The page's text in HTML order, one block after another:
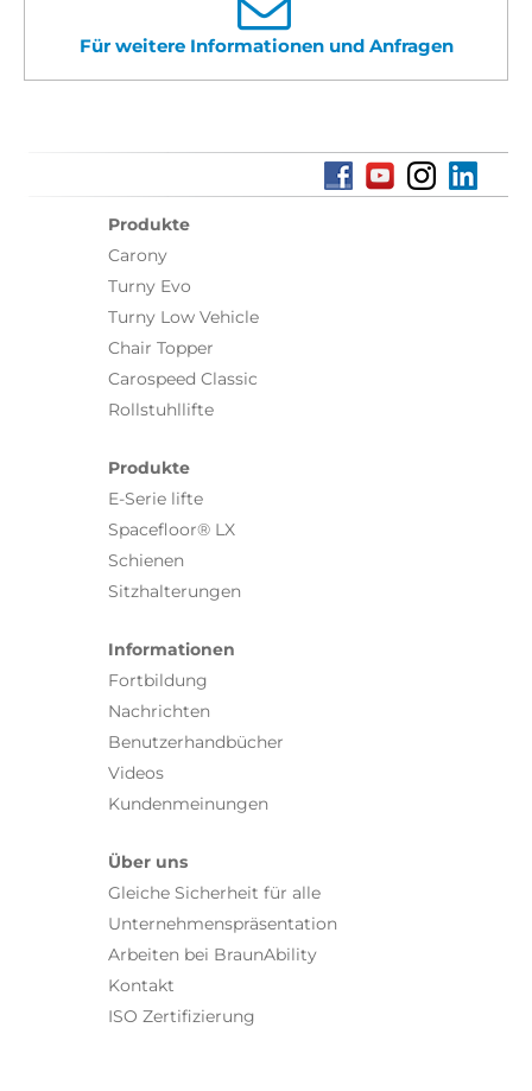
Für weitere Informationen und Anfragen
Produkte
Carony
Turny Evo
Turny Low Vehicle
Chair Topper
Carospeed Classic
Rollstuhllifte
Produkte
E-Serie lifte
Spacefloor® LX
Schienen
Sitzhalterungen
Informationen
Fortbildung
Nachrichten
Benutzerhandbücher
Videos
Kundenmeinungen
Über uns
Gleiche Sicherheit für alle
Unternehmenspräsentation
Arbeiten bei BraunAbility
Kontakt
ISO Zertifizierung